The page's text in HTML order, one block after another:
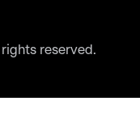
reserved.